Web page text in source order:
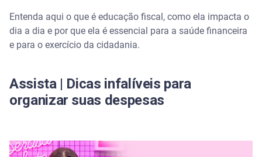
crédito e pode ajudar a evitar o endividamento?
O papel da educação fiscal na construção de um
futuro financeiro estável
Amplie sua educação fiscal com ajuda da Serasa
Entenda aqui o que é educação fiscal, como ela impacta o
dia a dia e por que ela é essencial para a saúde financeira
e para o exercício da cidadania.
Assista | Dicas infalíveis para
organizar suas despesas